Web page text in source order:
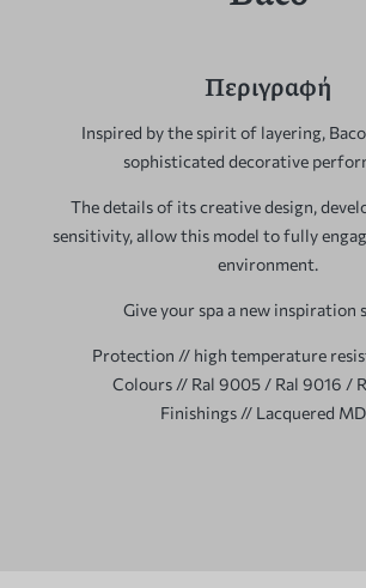
Περιγραφή
Inspired by the spirit of layering,
sophisticated decorative
The details of its creative design,
sensitivity, allow this model to fully
environment.
Give your spa a new inspiration
Protection // high temperature
Colours // Ral 9005 / Ral 9016 /
Finishings // Lacquered